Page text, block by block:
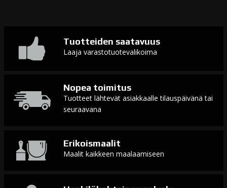
Tuotteiden saatavuus
Laaja varastotuotevalikoima
Nopea toimitus
Tuotteet lähtevät asiakkaalle tilauspäivänä tai
seuraavana
Erikoismaalit
Maalit kaikkeen maalaamiseen